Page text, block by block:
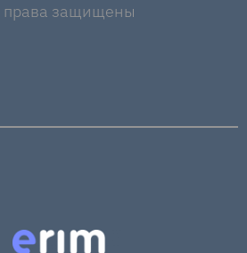
права защищены